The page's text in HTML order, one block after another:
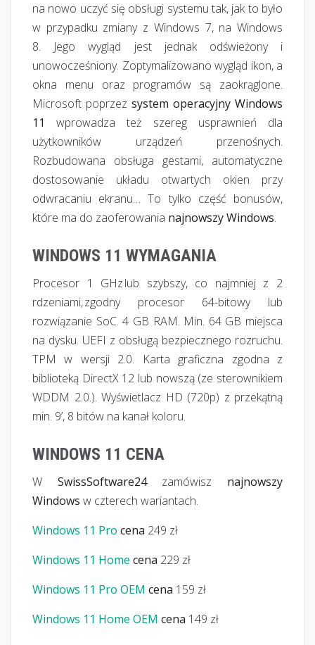
na nowo uczyć się obsługi systemu tak, jak to było
w przypadku zmiany z Windows 7, na Windows
8. Jego wygląd jest jednak odświeżony i
unowocześniony. Zoptymalizowano wygląd ikon, a
okna menu oraz programów są zaokrąglone.
Microsoft poprzez system operacyjny Windows
11
wprowadza też szereg usprawnień dla
użytkowników urządzeń przenośnych.
Rozbudowana obsługa gestami, automatyczne
dostosowanie układu otwartych okien przy
odwracaniu ekranu… To tylko część bonusów,
które ma do zaoferowania najnowszy Windows.
WINDOWS 11 WYMAGANIA
Procesor 1 GHz lub szybszy, co najmniej z 2
rdzeniami, zgodny procesor 64-bitowy lub
rozwiązanie SoC. 4 GB RAM. Min. 64 GB miejsca
na dysku. UEFI z obsługą bezpiecznego rozruchu.
TPM w wersji 2.0. Karta graficzna zgodna z
biblioteką DirectX 12 lub nowszą (ze sterownikiem
WDDM 2.0.). Wyświetlacz HD (720p) z przekątną
min. 9’, 8 bitów na kanał koloru.
WINDOWS 11 CENA
W SwissSoftware24zamówisz najnowszy
Windows w czterech wariantach.
Windows 11 Pro cena 249 zł
Windows 11 Home cena 229 zł
Windows 11 Pro OEM cena 159 zł
Windows 11 Home OEM cena 149 zł